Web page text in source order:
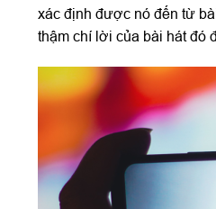
xác định được nó đến từ
thậm chí lời của bài hát đó